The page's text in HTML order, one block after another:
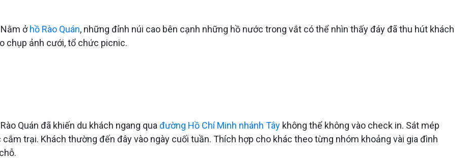
ởhồ Rào Quán, những đỉnh núi cao bên cạnh những hồ nước trong vắt có thể nhìn thấy đáy đã thu hút khách
chụp ảnh cưới, tổ chức picnic.
Quán đã khiến du khách ngang quađường Hồ Chí Minh nhánh Tây không thể không vào check in. Sát mép
trại. Khách thường đến đây vào ngày cuối tuần. Thích hợp cho khác theo từng nhóm khoảng vài gia đình